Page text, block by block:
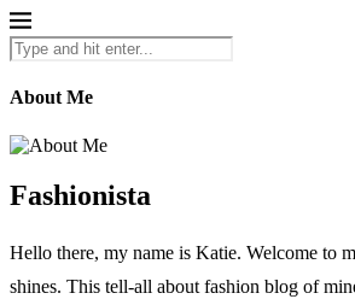
About Me
Fashionista
Hello there, my name is Katie. Welcome to
shines. This tell-all about fashion blog of